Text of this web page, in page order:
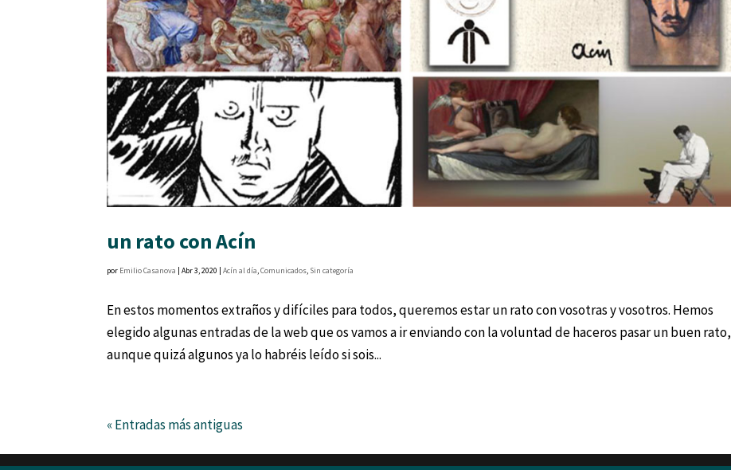
un rato con Acín
por Emilio Casanova |Abr 3, 2020 |Acín al día,Comunicados, Sin categoría
En estos momentos extraños y difíciles para todos, queremos estar un rato con vosotras y vosotros. Hemos
elegido algunas entradas de la web que os vamos a ir enviando con la voluntad de haceros pasar un buen rato,
aunque quizá algunos ya lo habréis leído si sois...
« Entradas más antiguas